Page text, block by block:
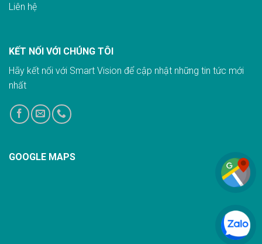
Liên hệ
KẾT NỐI VỚI CHÚNG TÔI
Hãy kết nối với Smart Vision để cập nhật những tin tức mới
nhất
GOOGLE MAPS